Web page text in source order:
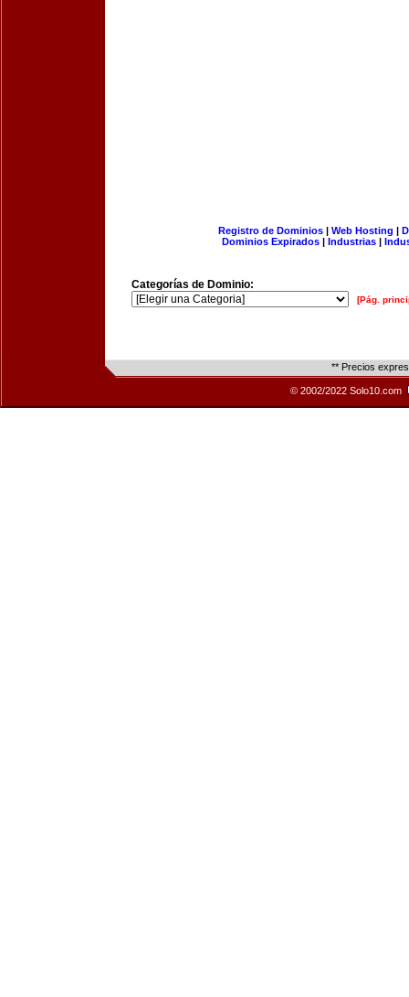
Registro de Dominios| Web Hosting |
Dominios Expirados | Industrias |
Categorías de Dominio:
[Pág.
** Precios
© 2002/2022 Solo10.com